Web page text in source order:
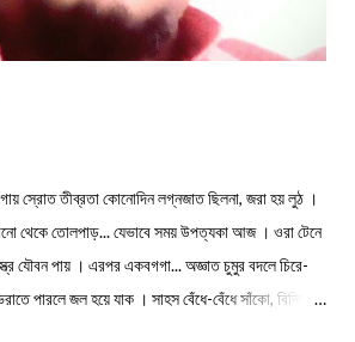
স্রোত তীব্রতা কোনোদিন লগ্নজাত ছিলনা, জরা হয় লুঠ ।
থেকে তোলপাড়... যেভাবে সময় উপত্যকা আজ । ওরা টেনে
যৌবন পায় । এরপর একবগগা... অজ্ঞাত চুমুর বদলে চিরে-
পারলে জল হয়ে যাক । সাহস বেঁধে-বেঁধে সাঁকো, বিনিময়ে